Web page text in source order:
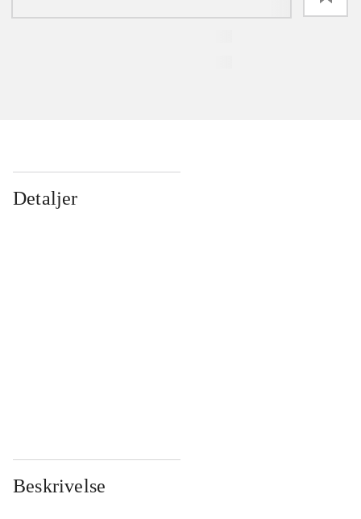
Detaljer
Beskrivelse